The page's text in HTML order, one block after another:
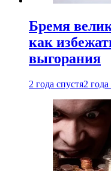
Бремя
как
выгорания
2 года спустя2 года